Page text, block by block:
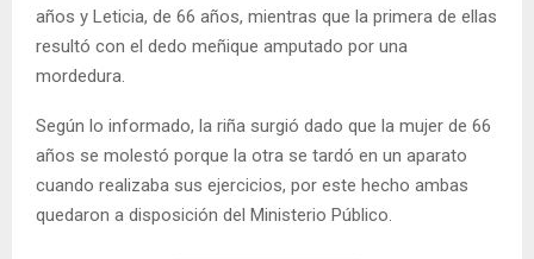
años y Leticia, de 66 años, mientras que la primera de ellas
resultó con el dedo meñique amputado por una
mordedura.
Según lo informado, la riña surgió dado que la mujer de 66
años se molestó porque la otra se tardó en un aparato
cuando realizaba sus ejercicios, por este hecho ambas
quedaron a disposición del Ministerio Público.